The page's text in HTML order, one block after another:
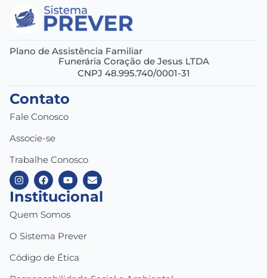
Plano de Assistência Familiar
Funerária Coração de Jesus LTDA
CNPJ 48.995.740/0001-31
Contato
Fale Conosco
Associe-se
Trabalhe Conosco
Institucional
Quem Somos
O Sistema Prever
Código de Ética